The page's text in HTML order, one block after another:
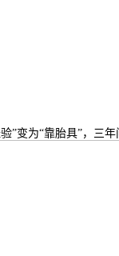
”变为“靠胎具”，三